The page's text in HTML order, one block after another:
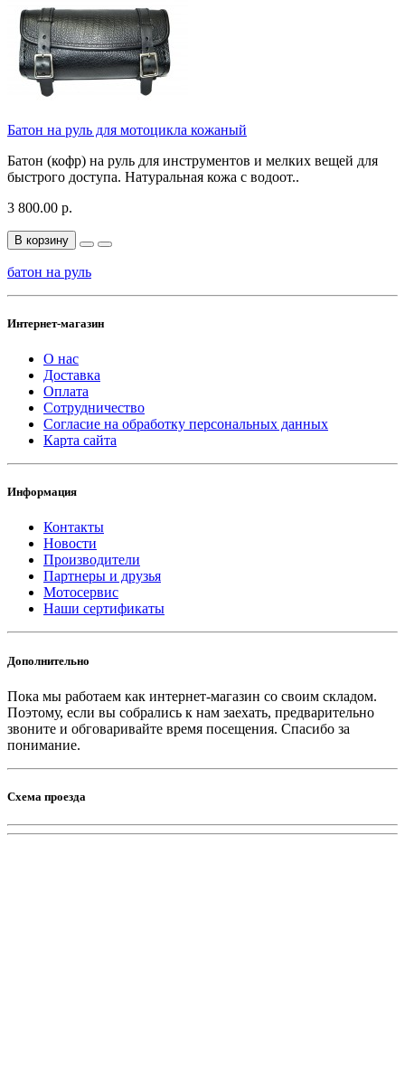
Батон на руль для мотоцикла кожаный
Батон (кофр) на руль для инструментов и мелких вещей для
быстрого доступа. Натуральная кожа с водоот..
3 800.00 р.
В корзину
батон на руль
Интернет-магазин
О нас
Доставка
Оплата
Сотрудничество
Согласие на обработку персональных данных
Карта сайта
Информация
Контакты
Новости
Производители
Партнеры и друзья
Мотосервис
Наши сертификаты
Дополнительно
Пока мы работаем как интернет-магазин со своим складом.
Поэтому, если вы собрались к нам заехать, предварительно
звоните и обговаривайте время посещения. Спасибо за
понимание.
Схема проезда